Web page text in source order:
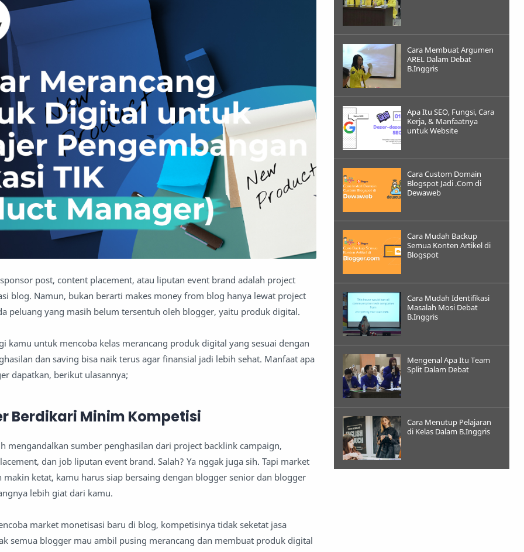
post, content placement, atau liputan event brand adalah project
blog. Namun, bukan berarti makes money from blog hanya lewat project
peluang yang masih belum tersentuh oleh blogger, yaitu produk digital.
kamu untuk mencoba kelas merancang produk digital yang sesuai dengan
dan saving bisa naik terus agar finansial jadi lebih sehat. Manfaat apa
dapatkan, berikut ulasannya;
Berdikari Minim Kompetisi
mengandalkan sumber penghasilan dari project backlink campaign,
dan job liputan event brand. Salah? Ya nggak juga sih. Tapi market
makin ketat, kamu harus siap bersaing dengan blogger senior dan blogger
lebih giat dari kamu.
market monetisasi baru di blog, kompetisinya tidak seketat jasa
semua blogger mau ambil pusing merancang dan membuat produk digital
Cara Membuat Argumen
AREL Dalam Debat
B.Inggris
Apa Itu SEO, Fungsi, Cara
Kerja, & Manfaatnya
untuk Website
Cara Custom Domain
Blogspot Jadi .Com di
Dewaweb
Cara Mudah Backup
Semua Konten Artikel di
Blogspot
Cara Mudah Identifikasi
Masalah Mosi Debat
B.Inggris
Mengenal Apa Itu Team
Split Dalam Debat
Cara Menutup Pelajaran
di Kelas Dalam B.Inggris